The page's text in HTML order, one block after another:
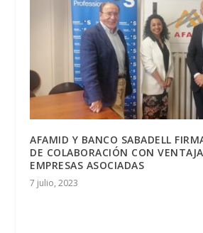
AFAMID Y BANCO SABADELL
DE COLABORACIÓN CON
EMPRESAS ASOCIADAS
7 julio, 2023